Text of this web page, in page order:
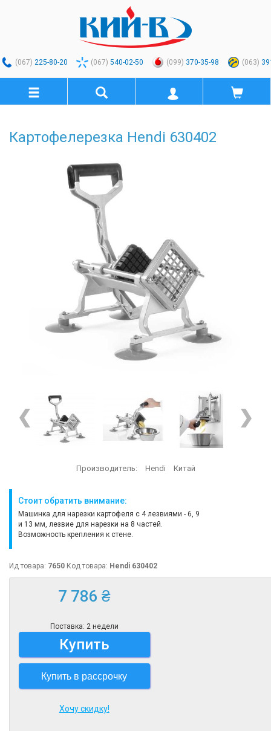
(067) 225-80-20 (067) 540-02-50 (099) 370-35-98 (063)
Картофелерезка Hendi 630402
Производитель: Hendi Китай
Стоит обратить внимание:
Машинка для нарезки картофеля с 4 лезвиями - 6, 9
и 13 мм, лезвие для нарезки на 8 частей.
Возможность крепления к стене.
Ид товара: 7650 Код товара: Hendi 630402
7 786 ₴
Поставка: 2 недели
Купить
Купить в рассрочку
Хочу скидку!